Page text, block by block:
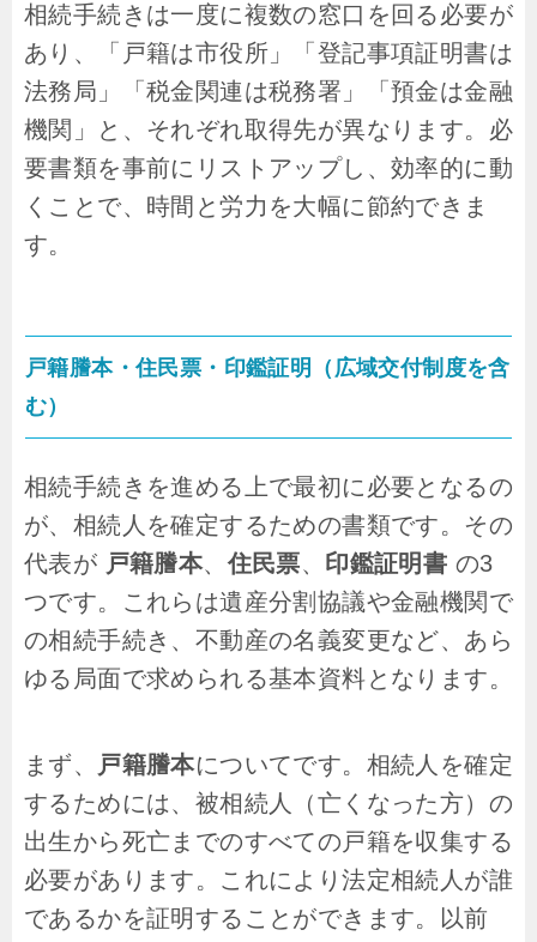
相続手続きは一度に複数の窓口を回る必要が
あり、「戸籍は市役所」「登記事項証明書は
法務局」「税金関連は税務署」「預金は金融
機関」と、それぞれ取得先が異なります。必
要書類を事前にリストアップし、効率的に動
くことで、時間と労力を大幅に節約できま
す。
戸籍謄本・住民票・印鑑証明（広域交付制度を含
む）
相続手続きを進める上で最初に必要となるの
が、相続人を確定するための書類です。その
代表が 戸籍謄本、住民票、 印鑑証明書 の3
つです。これらは遺産分割協議や金融機関で
の相続手続き、不動産の名義変更など、あら
ゆる局面で求められる基本資料となります。
まず、 戸籍謄本についてです。相続人を確定
するためには、被相続人（亡くなった方）の
出生から死亡までのすべての戸籍を収集する
必要があります。これにより法定相続人が誰
であるかを証明することができます。以前